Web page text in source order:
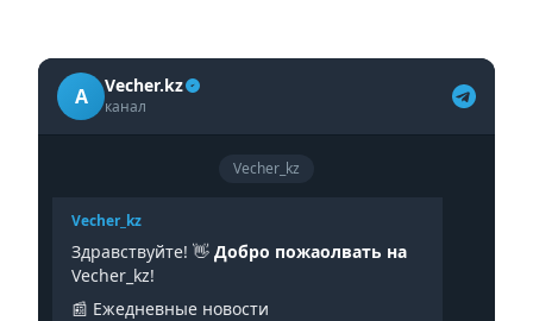
A Vecher.kz
канал
Vecher_kz
Vecher_kz
Здравствуйте! 👋 Добро пожаолвать на
Vecher_kz!
📰 Ежедневные новости